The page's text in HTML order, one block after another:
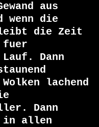
aus
wenn die
die Zeit
fuer
Dann
lachend
Dann
in allen